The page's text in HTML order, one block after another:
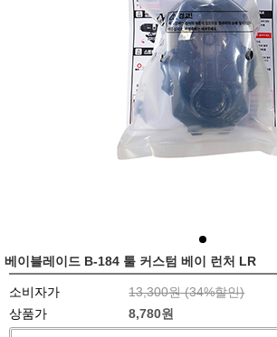
베이블레이드 B-184 툴 커스텀 베이 런처 LR
소비자가 13,300원 (34%할인)
상품가
8,780원